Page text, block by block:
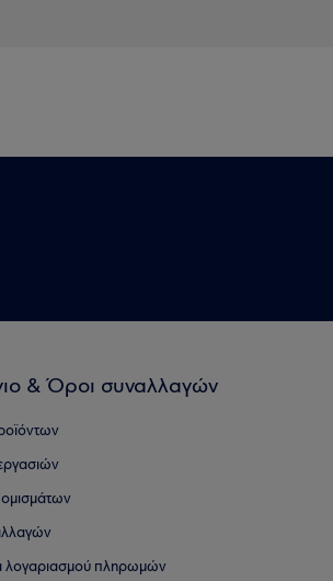
& Όροι συναλλαγών
λογαριασμού πληρωμών